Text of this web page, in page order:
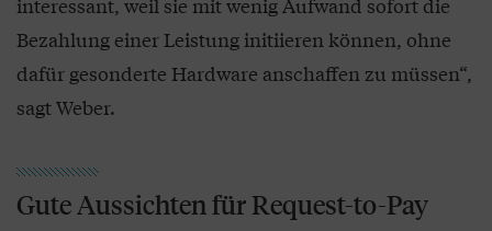
Bezahlung einer Leistung initiieren können, ohne
dafür gesonderte Hardware anschaffen zu müssen“,
sagt Weber.
Gute Aussichten für Request-to-Pay